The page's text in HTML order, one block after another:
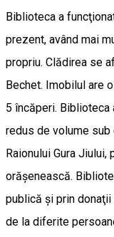
Biblioteca a
prezent, având mai
propriu. Clădirea se
Bechet. Imobilul are
5 încăperi. Biblioteca
redus de volume
Raionului Gura
orăşenească.
publică şi prin
de la diferite